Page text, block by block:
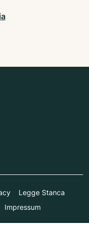
Legge Stanca
Impressum